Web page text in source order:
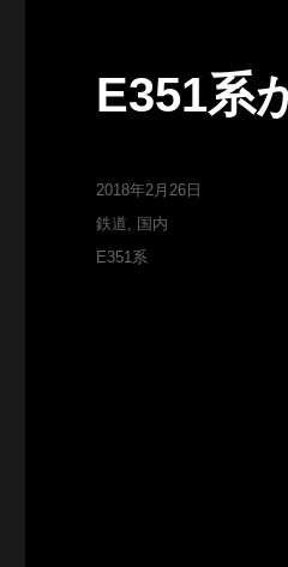
E351系
投
稿
2018年2月26日
カ
テ
鉄道, 国内
タ
E351系